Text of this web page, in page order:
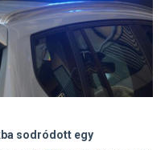
sodródott egy